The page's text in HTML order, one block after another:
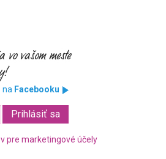
na Facebooku
pre marketingové účely